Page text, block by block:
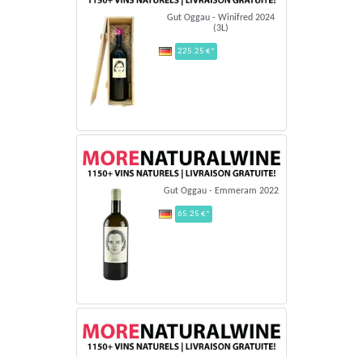
Gut Oggau - Winifred 2024
(3L)
225.25 €*
Gut Oggau - Emmeram 2022
65.25 €*